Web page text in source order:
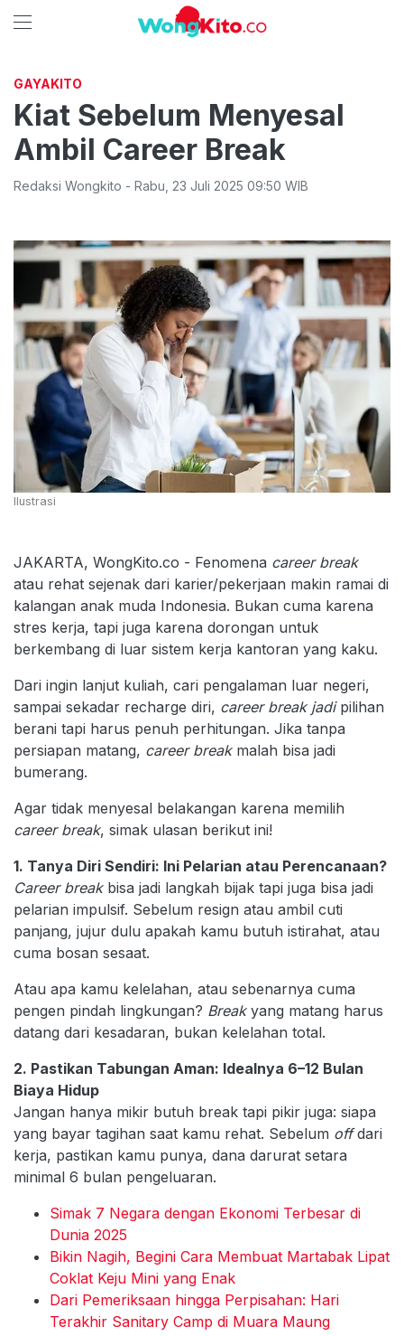
GAYAKITO
Kiat Sebelum Menyesal
Ambil Career Break
Redaksi Wongkito - Rabu 23 Juli 2025 09:50 WIB
Ilustrasi
JAKARTA, WongKito.co - Fenomena career break
atau rehat sejenak dari karier/pekerjaan makin ramai di
kalangan anak muda Indonesia. Bukan cuma karena
stres kerja, tapi juga karena dorongan untuk
berkembang di luar sistem kerja kantoran yang kaku.
Dari ingin lanjut kuliah, cari pengalaman luar negeri,
sampai sekadar recharge diri, career break jadi pilihan
berani tapi harus penuh perhitungan. Jika tanpa
persiapan matang, career breakmalah bisa jadi
bumerang.
Agar tidak menyesal belakangan karena memilih
career break, simak ulasan berikut ini!
1. Tanya Diri Sendiri: Ini Pelarian atau Perencanaan?
Career break bisa jadi langkah bijak tapi juga bisa jadi
pelarian impulsif. Sebelum resign atau ambil cuti
panjang, jujur dulu apakah kamu butuh istirahat, atau
cuma bosan sesaat.
Atau apa kamu kelelahan, atau sebenarnya cuma
pengen pindah lingkungan? Break yang matang harus
datang dari kesadaran, bukan kelelahan total.
2. Pastikan Tabungan Aman: Idealnya 6–12 Bulan
Biaya Hidup
Jangan hanya mikir butuh break tapi pikir juga: siapa
yang bayar tagihan saat kamu rehat. Sebelum offdari
kerja, pastikan kamu punya, dana darurat setara
minimal 6 bulan pengeluaran.
Simak 7 Negara dengan Ekonomi Terbesar di
Dunia 2025
Bikin Nagih, Begini Cara Membuat Martabak Lipat
Coklat Keju Mini yang Enak
Dari Pemeriksaan hingga Perpisahan: Hari
Terakhir Sanitary Camp di Muara Maung